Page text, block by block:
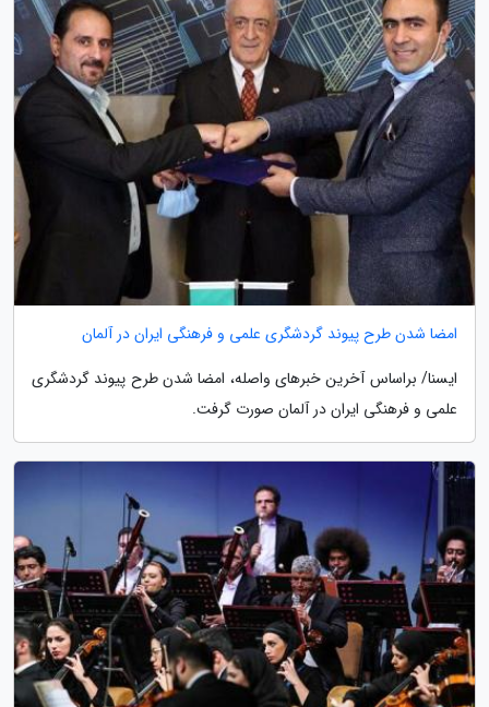
امضا شدن طرح پیوند گردشگری علمی و فرهنگی ایران در آلمان
ایسنا/ براساس آخرین خبرهای واصله، امضا شدن طرح پیوند گردشگری
علمی و فرهنگی ایران در آلمان صورت گرفت.